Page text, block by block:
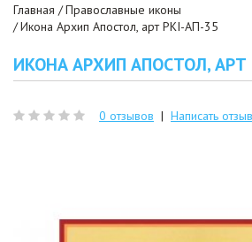
Главная
Православные иконы
Икона Архип Апостол, арт PKI-АП-35
ИКОНА АРХИП АПОСТОЛ, АРТ
0 отзывов | Написать отзыв